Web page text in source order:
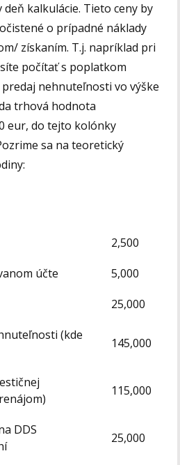
kalkulácie. Tieto ceny by
o prípadné náklady
získaním. T.j. napríklad pri
počítať s poplatkom
nehnuteľnosti vo výške
trhová hodnota
eur, do tejto kolónky
sa na teoretický
2,500
účte
5,000
25,000
(kde
145,000
115,000
DDS
25,000